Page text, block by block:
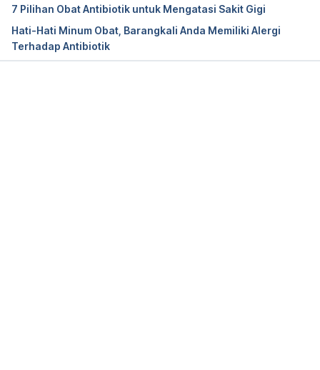
7 Pilihan Obat Antibiotik untuk Mengatasi Sakit Gigi
Hati-Hati Minum Obat, Barangkali Anda Memiliki Alergi
Terhadap Antibiotik